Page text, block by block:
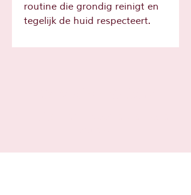
routine die grondig reinigt en
tegelijk de huid respecteert.